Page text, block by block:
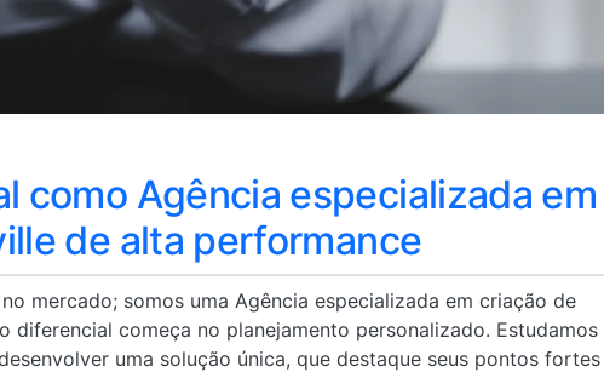
como Agência especializada em
de alta performance
mercado; somos uma Agência especializada em criação de
diferencial começa no planejamento personalizado. Estudamos
uma solução única, que destaque seus pontos fortes